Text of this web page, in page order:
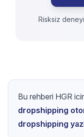
Risksiz
Bu rehberi HGR
dropshipping
dropshipping